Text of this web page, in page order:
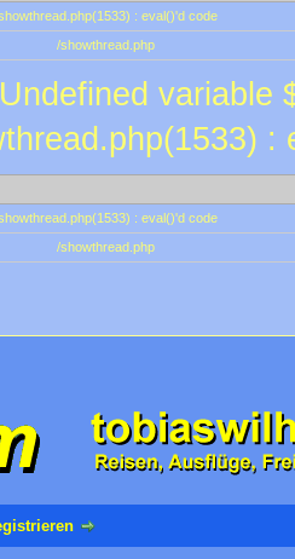
: eval()'d code
/showthread.php
variable
:
: eval()'d code
/showthread.php